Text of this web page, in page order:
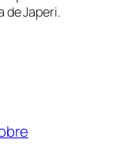
de Japeri.